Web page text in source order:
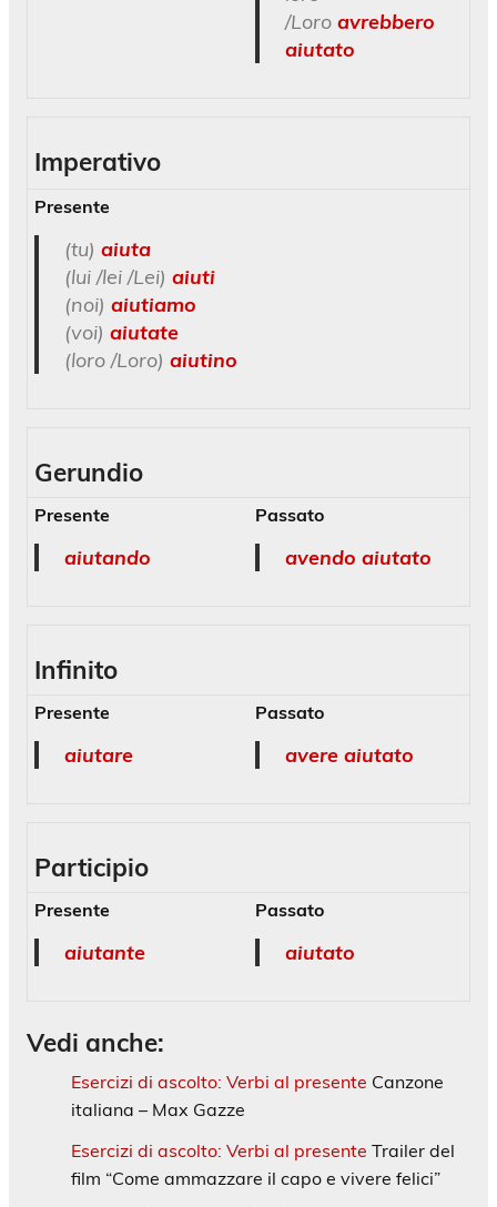
/Loro avrebbero
aiutato
Imperativo
Presente
(tu) aiuta
(lui /lei /Lei) aiuti
(noi) aiutiamo
(voi) aiutate
(loro /Loro) aiutino
Gerundio
Presente
aiutando
Passato
avendo aiutato
Infinito
Presente
aiutare
Passato
avere aiutato
Participio
Presente
aiutante
Passato
aiutato
Vedi anche:
Esercizi di ascolto: Verbi al presente Canzone
italiana – Max Gazze
Esercizi di ascolto: Verbi al presente Trailer del
film “Come ammazzare il capo e vivere felici”